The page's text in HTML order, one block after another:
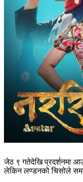
जेठ ९ गतेदेखि प्रदर्शनमा
लेकिन लण्डनको चिसोले